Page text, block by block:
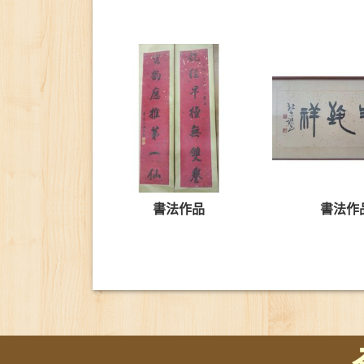
書法作品 書法作